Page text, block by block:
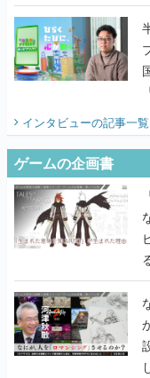
インタビューの記事一覧
ゲームの企画書